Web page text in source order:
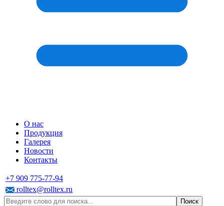
О нас
Продукция
Галерея
Новости
Контакты
+7 909 775-77-94
rolltex@rolltex.ru